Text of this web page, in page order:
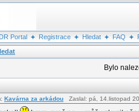
Portal Registrace Hledat FAQ
Bylo
Kavárna za arkádou Zaslal: pá, 14.listopad